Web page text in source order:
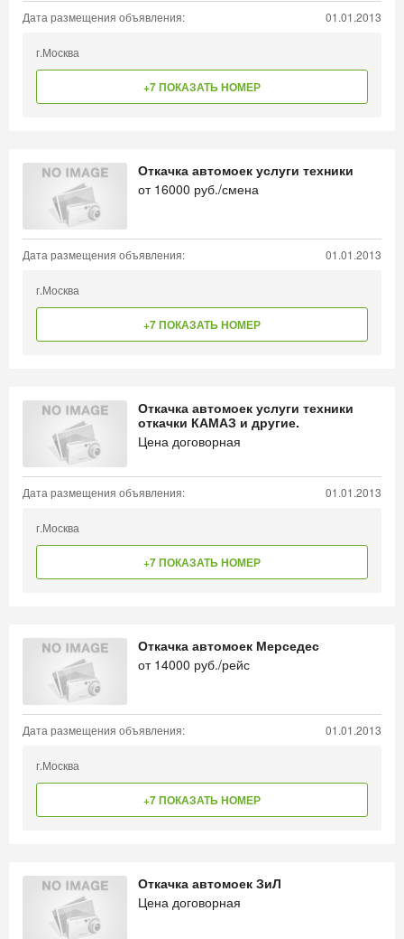
Дата размещения объявления: 01.01.2013
г.Москва
+7 ПОКАЗАТЬ НОМЕР
Откачка автомоек услуги техники
от 16000 руб./смена
Дата размещения объявления: 01.01.2013
г.Москва
+7 ПОКАЗАТЬ НОМЕР
Откачка автомоек услуги техники
откачки КАМАЗ и другие.
Цена договорная
Дата размещения объявления: 01.01.2013
г.Москва
+7 ПОКАЗАТЬ НОМЕР
Откачка автомоек Мерседес
от 14000 руб./рейс
Дата размещения объявления: 01.01.2013
г.Москва
+7 ПОКАЗАТЬ НОМЕР
Откачка автомоек ЗиЛ
Цена договорная